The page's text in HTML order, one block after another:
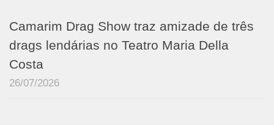
Camarim Drag Show traz amizade de três
drags lendárias no Teatro Maria Della
Costa
26/07/2026